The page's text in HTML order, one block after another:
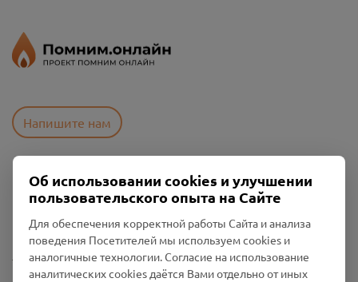
Напишите нам
Пользовательское соглашение
Политика конфиденциальности
Промо-материалы
Настройки cookies
Об использовании cookies и улучшении
пользовательского опыта на Сайте
Для обеспечения корректной работы Сайта и анализа
поведения Посетителей мы используем cookies и
аналогичные технологии. Согласие на использование
аналитических cookies даётся Вами отдельно от иных